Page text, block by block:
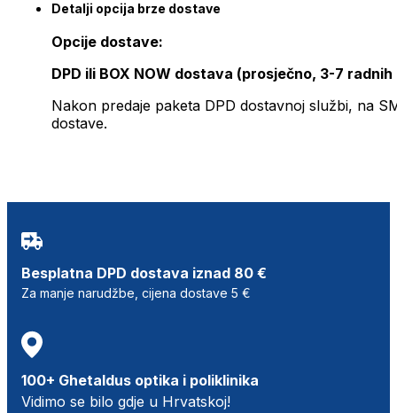
Detalji opcija brze dostave
Opcije dostave:
DPD ili BOX NOW dostava (prosječno, 3-7 radnih
Nakon predaje paketa DPD dostavnoj službi, na
dostave.
Besplatna DPD dostava iznad 80 €
Za manje narudžbe, cijena dostave 5 €
100+ Ghetaldus optika i poliklinika
Vidimo se bilo gdje u Hrvatskoj!